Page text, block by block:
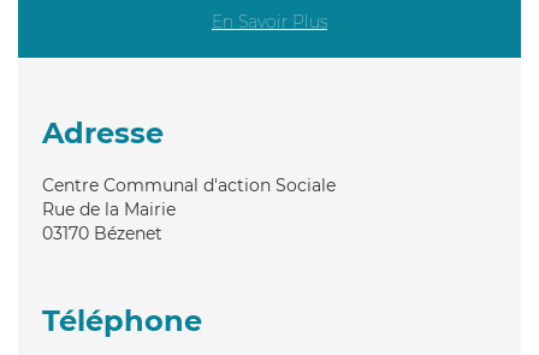
En Savoir Plus
Adresse
Centre Communal d'action Sociale
Rue de la Mairie
03170 Bézenet
Téléphone